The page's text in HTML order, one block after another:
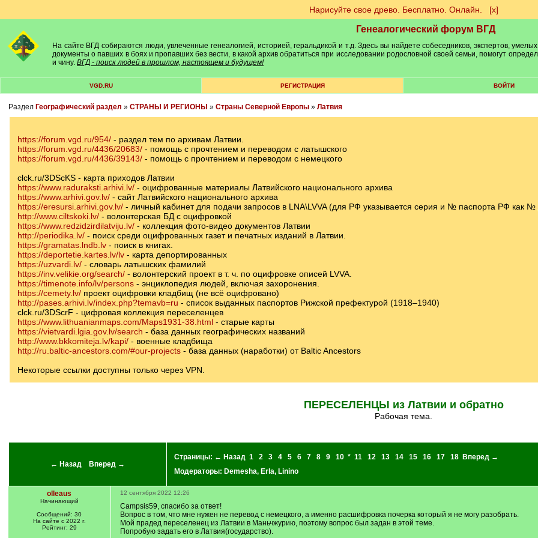
Нарисуйте свое древо. Бесплатно. Онлайн. [х]
Генеалогический форум ВГД
На сайте ВГД собираются люди, увлеченные генеалогией, историей, геральдикой и т.д. Здесь вы найдете собеседников, экспертов,
документы о павших в боях и пропавших без вести, в какой архив обратиться при исследовании родословной своей семьи, помогут
и чину. ВГД - поиск людей в прошлом, настоящем и будущем!
VGD.RU РЕГИСТРАЦИЯ ВОЙТИ
Раздел Географический раздел » СТРАНЫ И РЕГИОНЫ » Cтраны Северной Европы» Латвия
https://forum.vgd.ru/954/- раздел тем по архивам Латвии.
https://forum.vgd.ru/4436/20683/- помощь с прочтением и переводом с латышского
https://forum.vgd.ru/4436/39143/- помощь с прочтением и переводом с немецкого
clck.ru/3DScKS - карта приходов Латвии
https://www.raduraksti.arhivi.lv/- оцифрованные материалы Латвийского национального архива
https://www.arhivi.gov.lv/- сайт Латвийского национального архива
https://eresursi.arhivi.gov.lv/- личный кабинет для подачи запросов в LNA\LVVA (для РФ указывается серия и № паспорта РФ как №
http://www.ciltskoki.lv/- волонтерская БД с оцифровкой
https://www.redzidzirdilatviju.lv/- коллекция фото-видео документов Латвии
http://periodika.lv/- поиск среди оцифрованных газет и печатных изданий в Латвии.
https://gramatas.lndb.lv- поиск в книгах.
https://deportetie.kartes.lv/lv- карта депортированных
https://uzvardi.lv/- словарь латышских фамилий
https://inv.velikie.org/search/- волонтерский проект в т. ч. по оцифровке описей LVVA.
https://timenote.info/lv/persons- энциклопедия людей, включая захоронения.
https://cemety.lv/проект оцифровки кладбищ (не всё оцифровано)
http://pases.arhivi.lv/index.php?temavb=ru - список выданных паспортов Рижской префектурой (1918–1940)
clck.ru/3DScrF - цифровая коллекция переселенцев
https://www.lithuanianmaps.com/Maps1931-38.html- старые карты
https://vietvardi.lgia.gov.lv/search - база данных географических названий
http://www.bkkomiteja.lv/kapi/- военные кладбища
http://ru.baltic-ancestors.com/#our-projects- база данных (наработки) от Baltic Ancestors
Некоторые ссылки доступны только через VPN.
ПЕРЕСЕЛЕНЦЫ из Латвии и обратно
Рабочая тема.
← Назад Вперед →
Страницы: ← Назад 1 2 3 4 5 6 7 8 9 10 * 11 12 13 14 15 16 17 18
Вперед →
Модераторы: Demesha, Erla, Linino
olleaus
Начинающий
Сообщений: 30
На сайте с 2022 г.
Рейтинг: 29
12 сентября 2022 12:26
Campsis59, спасибо за ответ!
Вопрос в том, что мне нужен не перевод с немецкого, а именно расшифровка почерка который я не могу разобрать.
Мой прадед переселенец из Латвии в Маньчжурию, поэтому вопрос был задан в этой теме.
Попробую задать его в Латвия(государство).